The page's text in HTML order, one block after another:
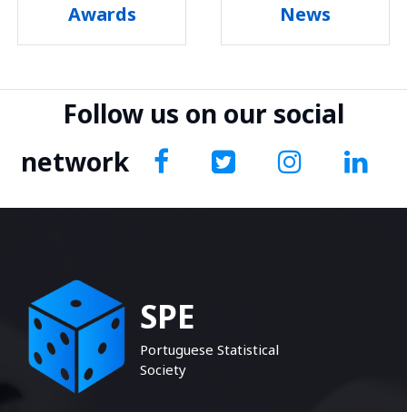
Awards News
Follow us on our social
network
SPE
Portuguese Statistical
Society